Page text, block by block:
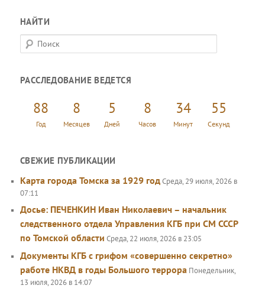
НАЙТИ
П
о
с
РАССЛЕДОВАНИЕ ВЕДЕТСЯ
88
Год
8
Месяцев
5
Дней
8
Часов
34
Минут
55
Секунд
СВЕЖИЕ ПУБЛИКАЦИИ
Карта города Томска за 1929 годСреда, 29 июля, 2026 в
07:11
Досье: ПЕЧЕНКИН Иван Николаевич – начальник
следственного отдела Управления КГБ при СМ СССР
по Томской области Среда, 22 июля, 2026 в 23:05
Документы КГБ с грифом «совершенно секретно»
работе НКВД в годы Большого террора Понедельник,
13 июля, 2026 в 14:07